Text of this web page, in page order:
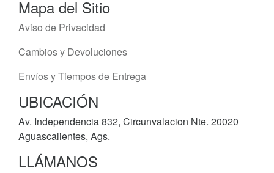
Mapa del Sitio
Aviso de Privacidad
Cambios y Devoluciones
Envíos y Tiempos de Entrega
UBICACIÓN
Av. Independencia 832, Circunvalacion Nte. 20020
Aguascalientes, Ags.
LLÁMANOS